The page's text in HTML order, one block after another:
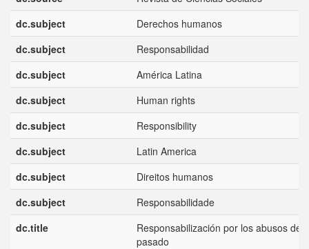
dc.subject
Derechos humanos
dc.subject
Responsabilidad
dc.subject
América Latina
dc.subject
Human rights
dc.subject
Responsibility
dc.subject
Latin America
dc.subject
Direitos humanos
dc.subject
Responsabilidade
dc.title
Responsabilización por los abusos del
pasado